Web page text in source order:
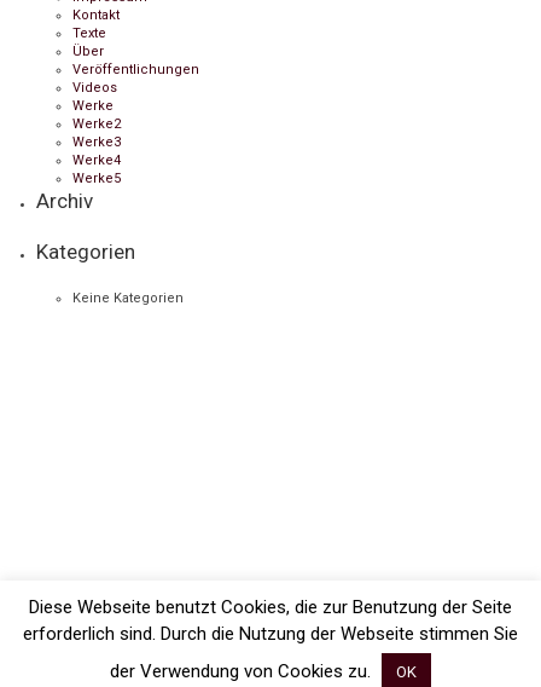
Kontakt
Texte
Über
Veröffentlichungen
Videos
Werke
Werke2
Werke3
Werke4
Werke5
Archiv
Kategorien
Keine Kategorien
Diese Webseite benutzt Cookies, die zur Benutzung der Seite
erforderlich sind. Durch die Nutzung der Webseite stimmen Sie
der Verwendung von Cookies zu.
OK